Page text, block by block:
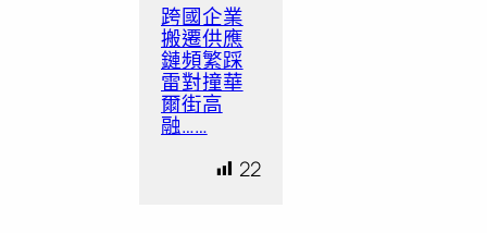
跨國企業
搬遷供應
鏈頻繁踩
雷對撞華
爾街高
融……
22